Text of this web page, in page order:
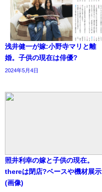
浅井健一が嫁:小野寺マリと離
婚。子供の現在は俳優?
2024年5月4日
照井利幸の嫁と子供の現在。
thereは閉店?ベースや機材展示
(画像)